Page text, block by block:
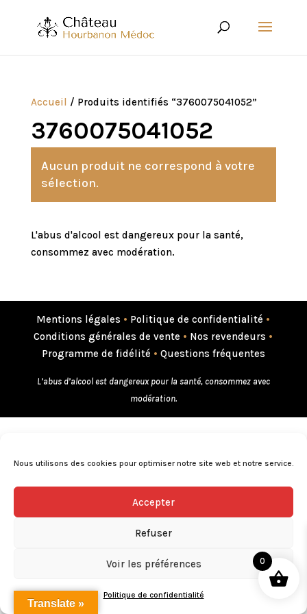
Nous utilisons des cookies pour optimiser notre site web et notre service.
Accepter
Refuser
Voir les préférences
Politique de confidentialité
Accueil / Produits identifiés “3760075041052”
3760075041052
Aucun produit ne correspond à votre
sélection.
L'abus d'alcool est dangereux pour la santé,
consommez avec modération.
Mentions légales • Politique de confidentialité •
Conditions générales de vente • Nos revendeurs •
Programme de fidélité • Questions fréquentes
L’abus d’alcool est dangereux pour la santé, consommez avec
modération.
Translate »
0